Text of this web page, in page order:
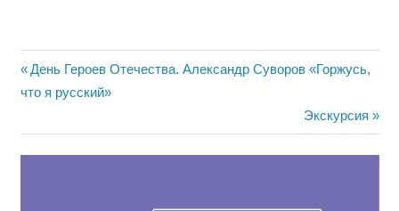
Навигация
записям
Предыдущая
запись:
День Героев Отечества. Александр Суворов «Горжусь,
что я русский»
Следующая
запись:
Экскурсия